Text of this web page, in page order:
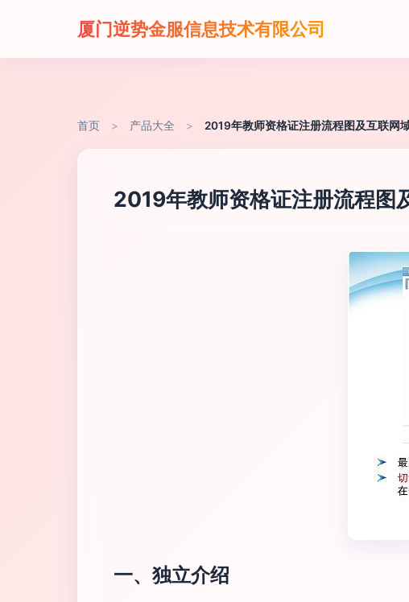
厦门逆势金服信息技术有限公司
首页 > 产品大全 > 2019年教师资格证注册流程图及互联网
2019年教师资格证注册流程图
一、独立介绍